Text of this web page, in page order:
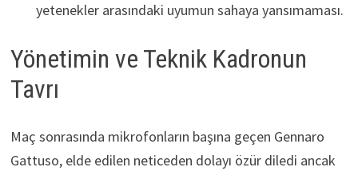
yetenekler arasındaki uyumun sahaya yansımaması.
Yönetimin ve Teknik Kadronun
Tavrı
Maç sonrasında mikrofonların başına geçen Gennaro
Gattuso, elde edilen neticeden dolayı özür diledi ancak